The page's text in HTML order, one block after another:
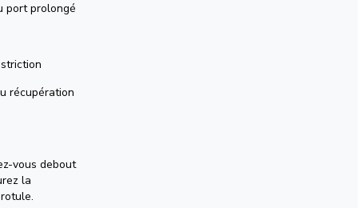
port prolongé
récupération
vous debout
la